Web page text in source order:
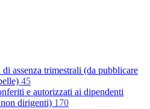
di assenza trimestrali (da pubblicare
45
e autorizzati ai dipendenti
dirigenti) 170